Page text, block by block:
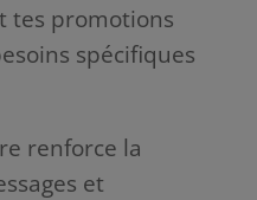
tes promotions
spécifiques
renforce la
et